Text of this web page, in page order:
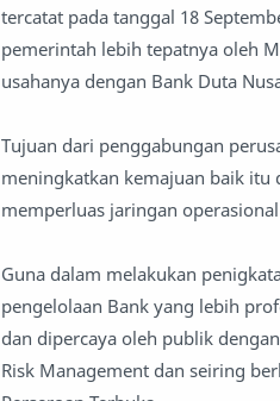
tercatat pada tanggal 18
pemerintah lebih tepatnya oleh
usahanya dengan Bank Duta
Tujuan dari penggabungan
meningkatkan kemajuan baik
memperluas jaringan
Guna dalam melakukan
pengelolaan Bank yang lebih
dan dipercaya oleh publik
Risk Management dan seiring